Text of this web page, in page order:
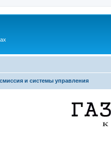
и системы управления